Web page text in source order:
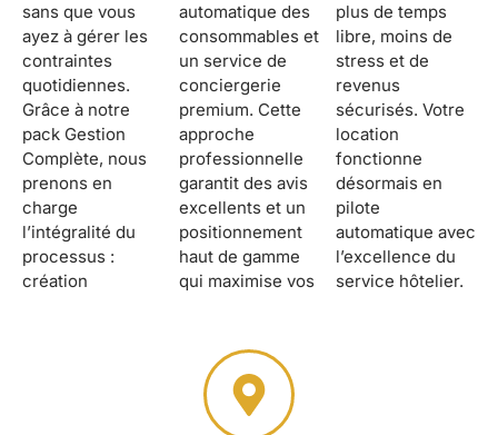
sans que vous
ayez à gérer les
contraintes
quotidiennes.
Grâce à notre
pack Gestion
Complète, nous
prenons en
charge
l’intégralité du
processus :
création
automatique des
consommables et
un service de
conciergerie
premium. Cette
approche
professionnelle
garantit des avis
excellents et un
positionnement
haut de gamme
qui maximise vos
plus de temps
libre, moins de
stress et de
revenus
sécurisés. Votre
location
fonctionne
désormais en
pilote
automatique avec
l’excellence du
service hôtelier.